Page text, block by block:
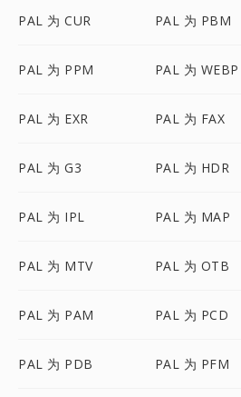
PAL 为 CUR PAL 为 PBM
PAL 为 PPM PAL 为 WEBP
PAL 为 EXR PAL 为 FAX
PAL 为 G3 PAL 为 HDR
PAL 为 IPL PAL 为 MAP
PAL 为 MTV PAL 为 OTB
PAL 为 PAM PAL 为 PCD
PAL 为 PDB PAL 为 PFM